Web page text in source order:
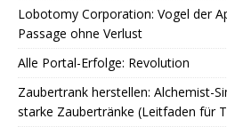
Lobotomy Corporation: Vogel der
Passage ohne Verlust
Alle Portal-Erfolge: Revolution
Zaubertrank herstellen: Alchemist-
starke Zaubertränke (Leitfaden für